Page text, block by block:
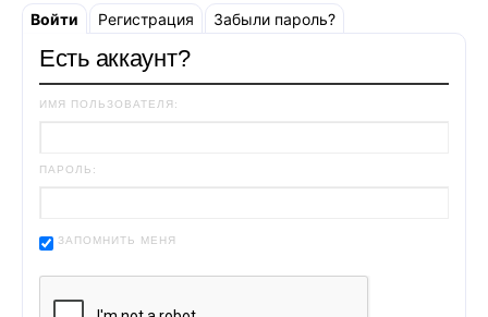
Войти Регистрация Забыли пароль?
Есть аккаунт?
ИМЯ ПОЛЬЗОВАТЕЛЯ:
ПАРОЛЬ:
ЗАПОМНИТЬ МЕНЯ